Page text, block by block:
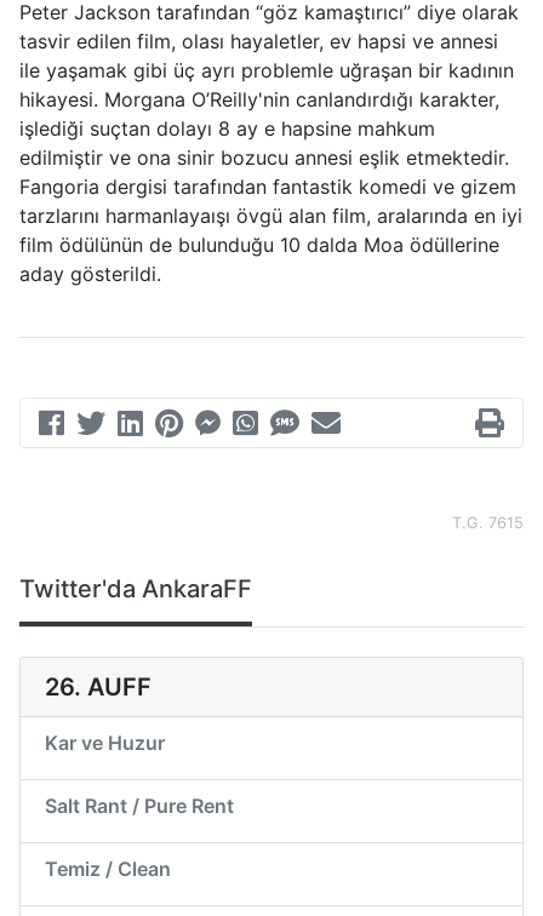
Peter Jackson tarafından “göz kamaştırıcı” diye olarak
tasvir edilen film, olası hayaletler, ev hapsi ve annesi
ile yaşamak gibi üç ayrı problemle uğraşan bir kadının
hikayesi. Morgana O’Reilly'nin canlandırdığı karakter,
işlediği suçtan dolayı 8 ay e hapsine mahkum
edilmiştir ve ona sinir bozucu annesi eşlik etmektedir.
Fangoria dergisi tarafından fantastik komedi ve gizem
tarzlarını harmanlayaışı övgü alan film, aralarında en iyi
film ödülünün de bulunduğu 10 dalda Moa ödüllerine
aday gösterildi.
T.G. 7615
Twitter'da AnkaraFF
26. AUFF
Kar ve Huzur
Salt Rant / Pure Rent
Temiz / Clean